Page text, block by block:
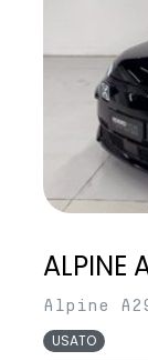
ALPINE
Alpine
USATO